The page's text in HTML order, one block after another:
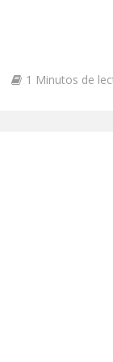
1 Minutos de